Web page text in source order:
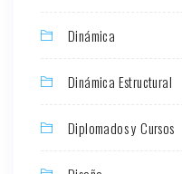
Dinámica
Dinámica Estructural
Diplomados y Cursos